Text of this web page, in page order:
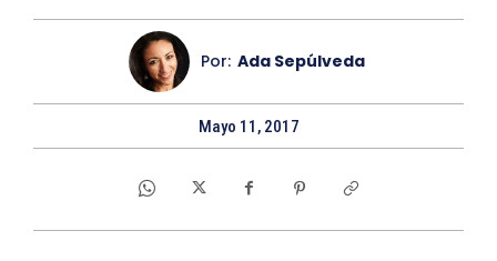
Por: Ada Sepúlveda
Mayo 11, 2017